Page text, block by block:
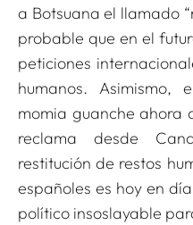
a Botsuana el llamado
probable que en el
peticiones
humanos.
momia guanche ahora
reclama desde
restitución de restos
españoles es hoy en
político insoslayable